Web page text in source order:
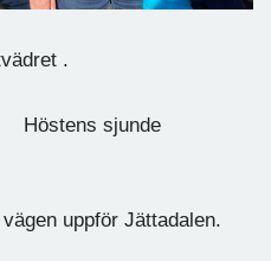
.
sjunde
uppför Jättadalen.